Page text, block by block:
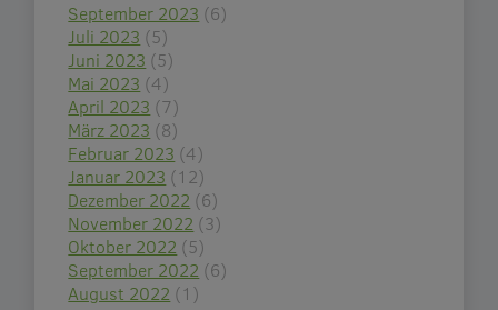
September 2023 (6)
Juli 2023 (5)
Juni 2023 (5)
Mai 2023 (4)
April 2023 (7)
März 2023 (8)
Februar 2023 (4)
Januar 2023 (12)
Dezember 2022 (6)
November 2022 (3)
Oktober 2022 (5)
September 2022 (6)
August 2022 (1)